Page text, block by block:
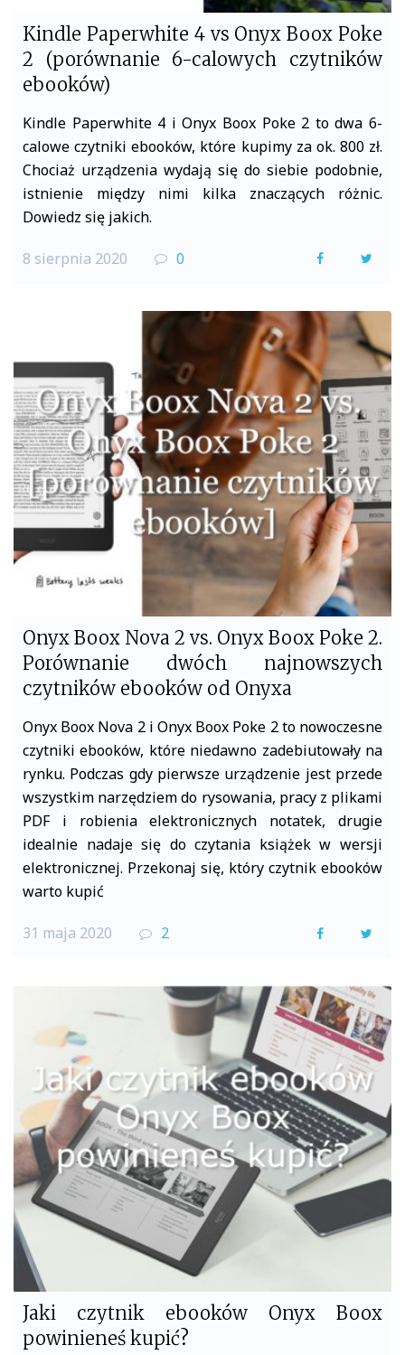
Kindle Paperwhite 4 vs Onyx Boox Poke
2 (porównanie 6-calowych czytników
ebooków)
Kindle Paperwhite 4 i Onyx Boox Poke 2 to dwa 6-
calowe czytniki ebooków, które kupimy za ok. 800 zł.
Chociaż urządzenia wydają się do siebie podobnie,
istnienie między nimi kilka znaczących różnic.
Dowiedz się jakich.
8 sierpnia 2020 0
F
c
b
o
o
k
t
t
Onyx Boox Nova 2 vs. Onyx Boox Poke 2.
Porównanie dwóch najnowszych
czytników ebooków od Onyxa
Onyx Boox Nova 2 i Onyx Boox Poke 2 to nowoczesne
czytniki ebooków, które niedawno zadebiutowały na
rynku. Podczas gdy pierwsze urządzenie jest przede
wszystkim narzędziem do rysowania, pracy z plikami
PDF i robienia elektronicznych notatek, drugie
idealnie nadaje się do czytania książek w wersji
elektronicznej. Przekonaj się, który czytnik ebooków
warto kupić
31 maja 2020 2
F
c
e
b
o
o
k
i
t
t
r
Jaki czytnik ebooków Onyx Boox
powinieneś kupić?